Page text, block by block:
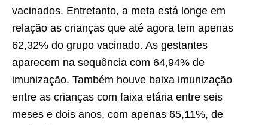
vacinados. Entretanto, a meta está longe em
relação as crianças que até agora tem apenas
62,32% do grupo vacinado. As gestantes
aparecem na sequência com 64,94% de
imunização. Também houve baixa imunização
entre as crianças com faixa etária entre seis
meses e dois anos, com apenas 65,11%, de